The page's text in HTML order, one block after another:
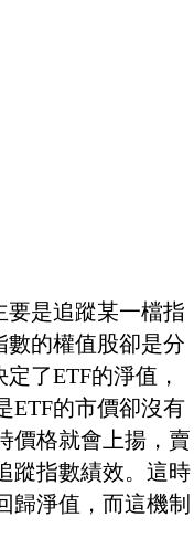
要是追蹤某一檔指
數的權值股卻是分
了ETF的淨值，
ETF的市價卻沒有
價格就會上揚，賣
蹤指數績效。這時
歸淨值，而這機制